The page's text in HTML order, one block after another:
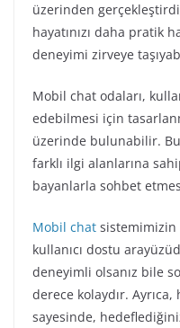
üzerinden
hayatınızı daha pratik
deneyimi zirveye
Mobil chat odaları,
edebilmesi için
üzerinde bulunabilir.
farklı ilgi alanlarına
bayanlarla sohbet
Mobil chat sistemimizin
kullanıcı dostu
deneyimli olsanız bile
derece kolaydır.
sayesinde,